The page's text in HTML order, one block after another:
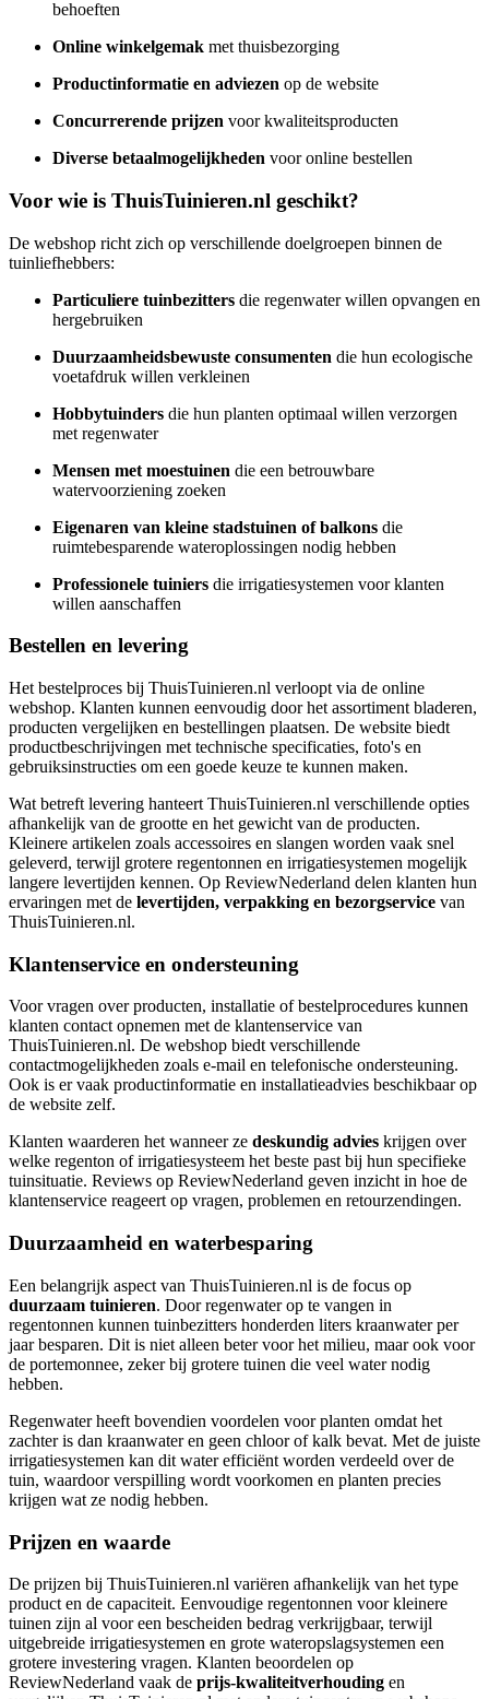
behoeften
Online winkelgemak met thuisbezorging
Productinformatie en adviezen op de website
Concurrerende prijzen voor kwaliteitsproducten
Diverse betaalmogelijkheden voor online bestellen
Voor wie is ThuisTuinieren.nl geschikt?
De webshop richt zich op verschillende doelgroepen binnen de
tuinliefhebbers:
Particuliere tuinbezitters die regenwater willen opvangen en
hergebruiken
Duurzaamheidsbewuste consumenten die hun ecologische
voetafdruk willen verkleinen
Hobbytuinders die hun planten optimaal willen verzorgen
met regenwater
Mensen met moestuinen die een betrouwbare
watervoorziening zoeken
Eigenaren van kleine stadstuinen of balkons die
ruimtebesparende wateroplossingen nodig hebben
Professionele tuiniers die irrigatiesystemen voor klanten
willen aanschaffen
Bestellen en levering
Het bestelproces bij ThuisTuinieren.nl verloopt via de online
webshop. Klanten kunnen eenvoudig door het assortiment bladeren,
producten vergelijken en bestellingen plaatsen. De website biedt
productbeschrijvingen met technische specificaties, foto's en
gebruiksinstructies om een goede keuze te kunnen maken.
Wat betreft levering hanteert ThuisTuinieren.nl verschillende opties
afhankelijk van de grootte en het gewicht van de producten.
Kleinere artikelen zoals accessoires en slangen worden vaak snel
geleverd, terwijl grotere regentonnen en irrigatiesystemen mogelijk
langere levertijden kennen. Op ReviewNederland delen klanten hun
ervaringen met de levertijden, verpakking en bezorgservice van
ThuisTuinieren.nl.
Klantenservice en ondersteuning
Voor vragen over producten, installatie of bestelprocedures kunnen
klanten contact opnemen met de klantenservice van
ThuisTuinieren.nl. De webshop biedt verschillende
contactmogelijkheden zoals e-mail en telefonische ondersteuning.
Ook is er vaak productinformatie en installatieadvies beschikbaar op
de website zelf.
Klanten waarderen het wanneer ze deskundig advies krijgen over
welke regenton of irrigatiesysteem het beste past bij hun specifieke
tuinsituatie. Reviews op ReviewNederland geven inzicht in hoe de
klantenservice reageert op vragen, problemen en retourzendingen.
Duurzaamheid en waterbesparing
Een belangrijk aspect van ThuisTuinieren.nl is de focus op
duurzaam tuinieren. Door regenwater op te vangen in
regentonnen kunnen tuinbezitters honderden liters kraanwater per
jaar besparen. Dit is niet alleen beter voor het milieu, maar ook voor
de portemonnee, zeker bij grotere tuinen die veel water nodig
hebben.
Regenwater heeft bovendien voordelen voor planten omdat het
zachter is dan kraanwater en geen chloor of kalk bevat. Met de juiste
irrigatiesystemen kan dit water efficiënt worden verdeeld over de
tuin, waardoor verspilling wordt voorkomen en planten precies
krijgen wat ze nodig hebben.
Prijzen en waarde
De prijzen bij ThuisTuinieren.nl variëren afhankelijk van het type
product en de capaciteit. Eenvoudige regentonnen voor kleinere
tuinen zijn al voor een bescheiden bedrag verkrijgbaar, terwijl
uitgebreide irrigatiesystemen en grote wateropslagsystemen een
grotere investering vragen. Klanten beoordelen op
ReviewNederland vaak de prijs-kwaliteitverhouding en